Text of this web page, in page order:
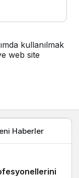
kullanılmak
web site
Haberler